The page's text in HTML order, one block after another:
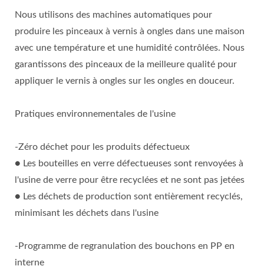
Nous utilisons des machines automatiques pour
produire les pinceaux à vernis à ongles dans une maison
avec une température et une humidité contrôlées. Nous
garantissons des pinceaux de la meilleure qualité pour
appliquer le vernis à ongles sur les ongles en douceur.
Pratiques environnementales de l'usine
-Zéro déchet pour les produits défectueux
● Les bouteilles en verre défectueuses sont renvoyées à
l'usine de verre pour être recyclées et ne sont pas jetées
● Les déchets de production sont entièrement recyclés,
minimisant les déchets dans l'usine
-Programme de regranulation des bouchons en PP en
interne